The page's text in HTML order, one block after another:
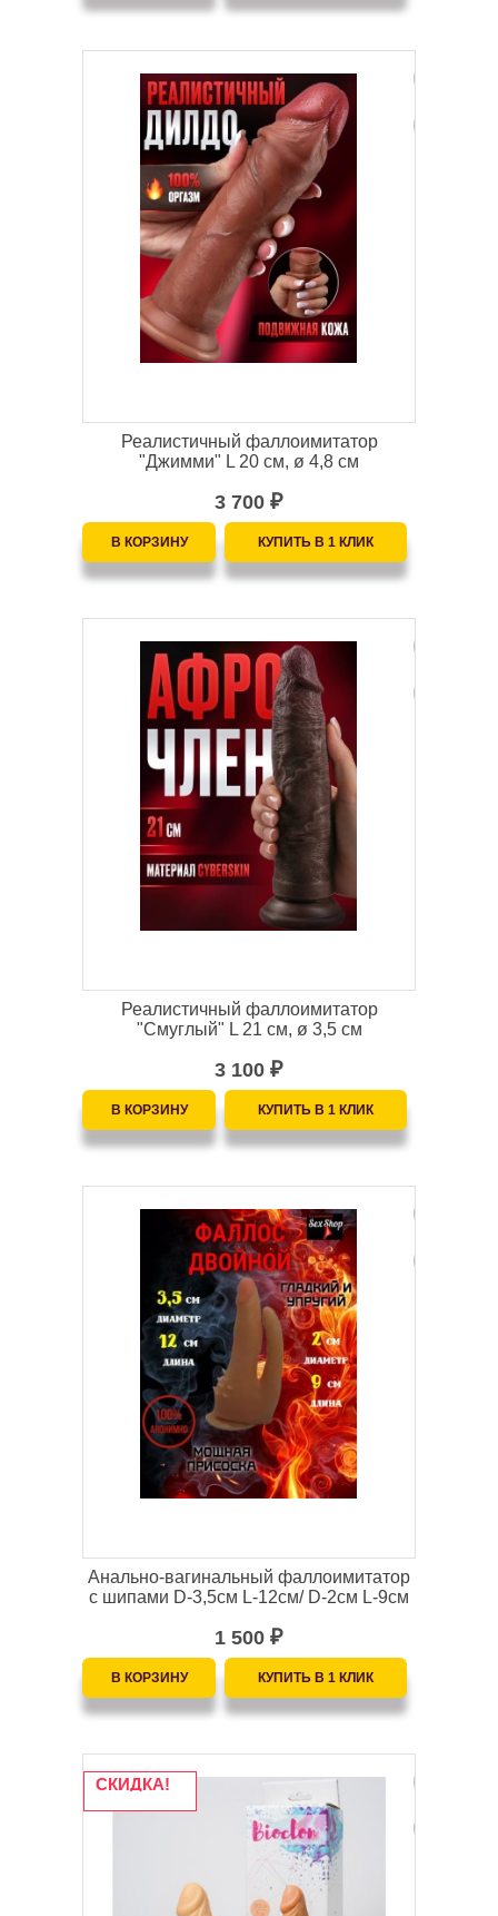
Реалистичный фаллоимитатор
"Джимми" L 20 см, ø 4,8 см
3 700 ₽
Реалистичный фаллоимитатор
"Смуглый" L 21 см, ø 3,5 см
3 100 ₽
Анально-вагинальный фаллоимитатор
с шипами D-3,5см L-12см/ D-2см L-9см
1 500 ₽
СКИДКА!